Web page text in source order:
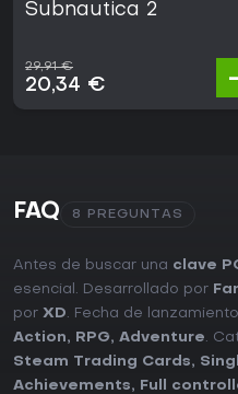
Subnautica 2
29,91 €
20,34 €
FAQ 8 PREGUNTAS
Antes de buscar una clave
esencial. Desarrollado por
por XD. Fecha de
Action, RPG, Adventure.
Steam Trading Cards,
Achievements, Full